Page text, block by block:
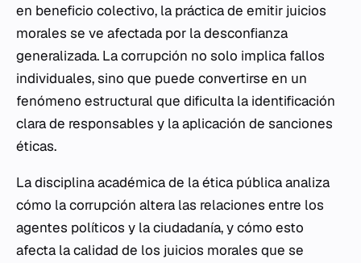
en beneficio colectivo, la práctica de emitir juicios
morales se ve afectada por la desconfianza
generalizada. La corrupción no solo implica fallos
individuales, sino que puede convertirse en un
fenómeno estructural que dificulta la identificación
clara de responsables y la aplicación de sanciones
éticas.
La disciplina académica de la ética pública analiza
cómo la corrupción altera las relaciones entre los
agentes políticos y la ciudadanía, y cómo esto
afecta la calidad de los juicios morales que se